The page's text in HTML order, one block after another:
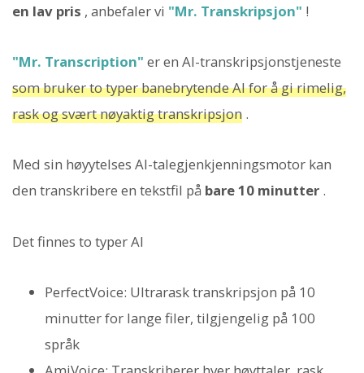
en lav pris , anbefaler vi "Mr. Transkripsjon" !
"Mr. Transcription" er en AI-transkripsjonstjeneste
som bruker to typer banebrytende AI for å gi rimelig,
rask og svært nøyaktig transkripsjon .
Med sin høyytelses AI-talegjenkjenningsmotor kan
den transkribere en tekstfil på bare 10 minutter .
Det finnes to typer AI
PerfectVoice: Ultrarask transkripsjon på 10
minutter for lange filer, tilgjengelig på 100
språk